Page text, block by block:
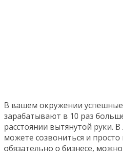
В вашем окружении
зарабатывают в 10 раз
расстоянии вытянутой руки.
можете созвониться и
обязательно о бизнесе,